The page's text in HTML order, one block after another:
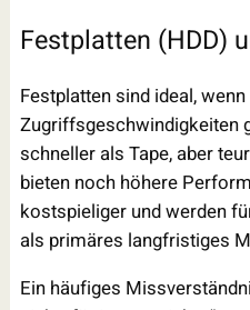
Festplatten (HDD)
Festplatten sind ideal,
Zugriffsgeschwindigkeiten
schneller als Tape, aber
bieten noch höhere
kostspieliger und werden
als primäres langfristiges
Ein häufiges